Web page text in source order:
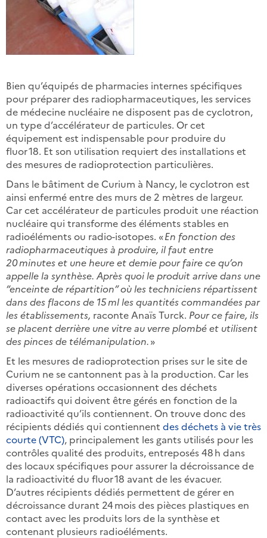
Bien qu’équipés de pharmacies internes spécifiques
pour préparer des radiopharmaceutiques, les services
de médecine nucléaire ne disposent pas de cyclotron,
un type d’accélérateur de particules. Or cet
équipement est indispensable pour produire du
fluor 18. Et son utilisation requiert des installations et
des mesures de radioprotection particulières.
Dans le bâtiment de Curium à Nancy, le cyclotron est
ainsi enfermé entre des murs de 2 mètres de largeur.
Car cet accélérateur de particules produit une réaction
nucléaire qui transforme des éléments stables en
radioéléments ou radio-­isotopes. «En fonction des
radiopharmaceutiques à produire, il faut entre
20 minutes et une heure et demie pour faire ce qu’on
appelle la synthèse. Après quoi le produit arrive dans une
“enceinte de répartition” où les techniciens répartissent
dans des flacons de 15 ml les quantités commandées par
les établissements, raconte Anaïs Turck. Pour ce faire, ils
se placent derrière une vitre au verre plombé et utilisent
des pinces de télémanipulation.»
Et les mesures de radioprotection prises sur le site de
Curium ne se cantonnent pas à la production. Car les
diverses opérations occasionnent des déchets
radioactifs qui doivent être gérés en fonction de la
radioactivité qu’ils contiennent. On trouve donc des
récipients dédiés qui contiennent des déchets à vie très
courte (VTC), principalement les gants utilisés pour les
contrôles qualité des produits, entreposés 48 h dans
des locaux spécifiques pour assurer la décroissance de
la radioactivité du fluor 18 avant de les évacuer.
D’autres récipients dédiés permettent de gérer en
décroissance durant 24 mois des pièces plastiques en
contact avec les produits lors de la synthèse et
contenant plusieurs radioéléments.